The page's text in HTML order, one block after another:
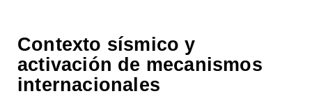
Contexto sísmico y
activación de mecanismos
internacionales